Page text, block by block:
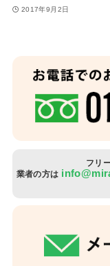
2017年9月2日
フリ
業者の方は